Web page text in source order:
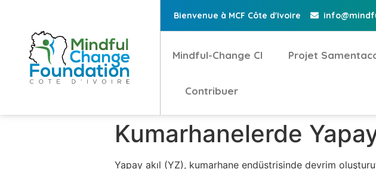
Bienvenue à MCF Côte d'Ivoire
Mindful-Change CI Projet
Contribuer
Kumarhanelerde
Yapay akıl (YZ), kumarhane endüstrisinde devrim